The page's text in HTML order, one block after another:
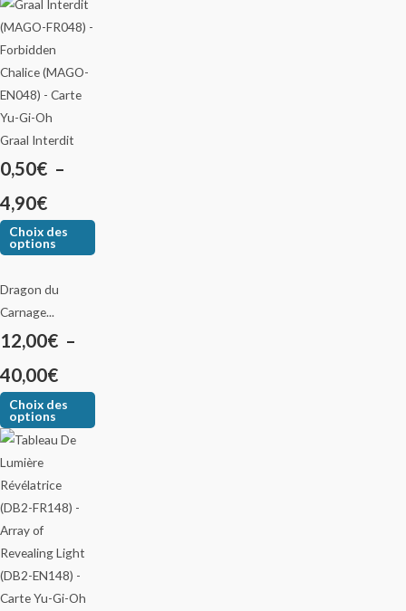
Graal Interdit
0,50€ –
4,90€
Choix des
options
Dragon du
Carnage...
12,00€ –
40,00€
Choix des
options